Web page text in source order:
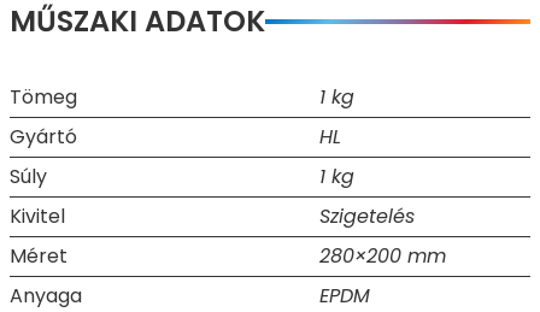
MŰSZAKI ADATOK
Tömeg
1 kg
Gyártó
HL
Súly
1 kg
Kivitel
Szigetelés
Méret
280×200 mm
Anyaga
EPDM